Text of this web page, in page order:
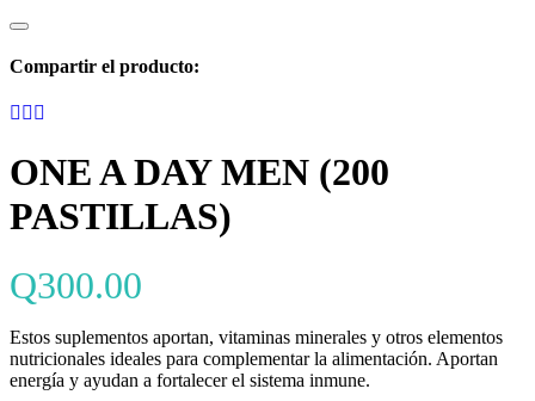
Compartir el producto:
ONE A DAY MEN (200
PASTILLAS)
Q300.00
Estos suplementos aportan, vitaminas minerales y otros elementos
nutricionales ideales para complementar la alimentación. Aportan
energía y ayudan a fortalecer el sistema inmune.